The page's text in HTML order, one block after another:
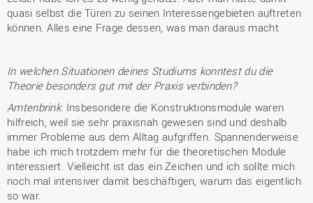
quasi selbst die Türen zu seinen Interessengebieten auftreten
können. Alles eine Frage dessen, was man daraus macht.
In welchen Situationen deines Studiums konntest du die
Theorie besonders gut mit der Praxis verbinden?
Amtenbrink: Insbesondere die Konstruktionsmodule waren
hilfreich, weil sie sehr praxisnah gewesen sind und deshalb
immer Probleme aus dem Alltag aufgriffen. Spannenderweise
habe ich mich trotzdem mehr für die theoretischen Module
interessiert. Vielleicht ist das ein Zeichen und ich sollte mich
noch mal intensiver damit beschäftigen, warum das eigentlich
so war.